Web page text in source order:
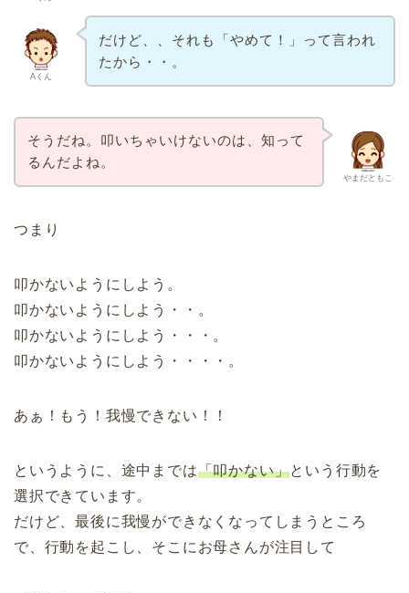
Aくん
だけど、、それも「やめて！」って言われ
たから・・。
やまだともこ
そうだね。叩いちゃいけないのは、知って
るんだよね。
つまり
叩かないようにしよう。
叩かないようにしよう・・。
叩かないようにしよう・・・。
叩かないようにしよう・・・・。
あぁ！もう！我慢できない！！
というように、途中までは「叩かない」という行動を
選択できています。
だけど、最後に我慢ができなくなってしまうところ
で、行動を起こし、そこにお母さんが注目して